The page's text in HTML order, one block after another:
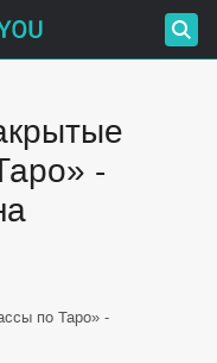
-
по Таро» -